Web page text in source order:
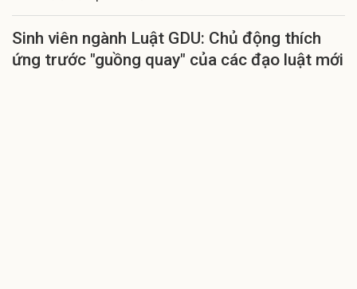
Sinh viên ngành Luật GDU: Chủ động thích
ứng trước "guồng quay" của các đạo luật mới